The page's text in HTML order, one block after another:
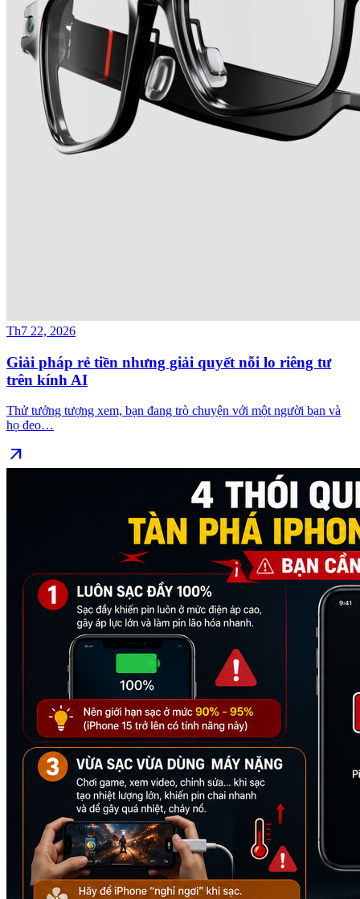
Th7 22, 2026
Giải pháp rẻ tiền nhưng giải quyết nỗi lo riêng tư
trên kính AI
Thử tưởng tượng xem, bạn đang trò chuyện với một người bạn và
họ đeo…
arrow_outward